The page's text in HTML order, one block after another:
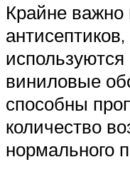
Крайне важно
виниловые
способны
количество
нормального